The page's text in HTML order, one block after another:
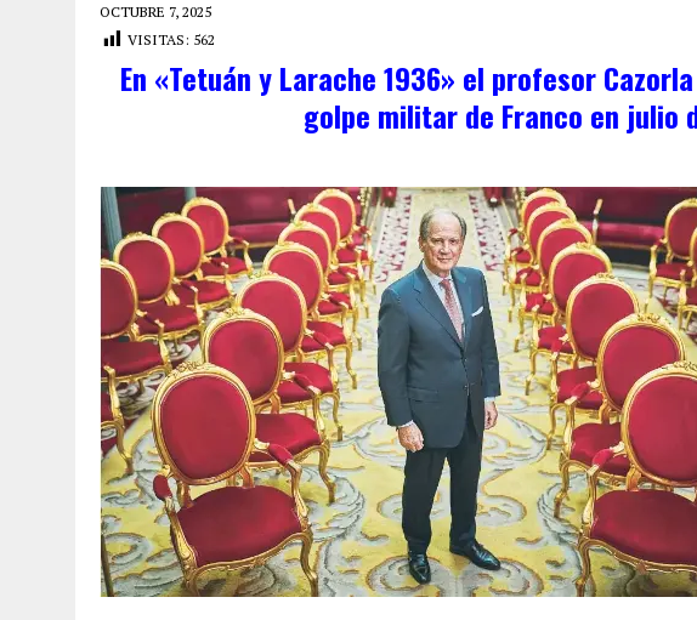
OCTUBRE 7, 2025
VISITAS: 562
En «Tetuán y Larache 1936» el profesor
golpe militar de Franco en julio